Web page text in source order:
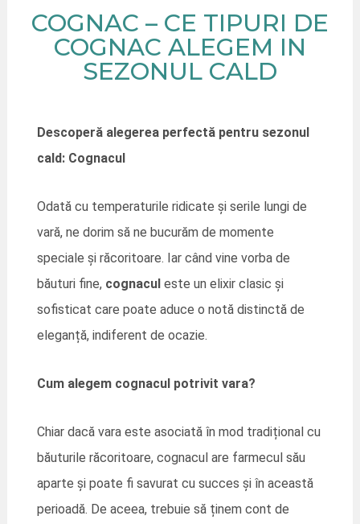
COGNAC – CE TIPURI DE
COGNAC ALEGEM IN
SEZONUL CALD
Descoperă alegerea perfectă pentru sezonul
cald: Cognacul
Odată cu temperaturile ridicate și serile lungi de
vară, ne dorim să ne bucurăm de momente
speciale și răcoritoare. Iar când vine vorba de
băuturi fine, cognacul este un elixir clasic și
sofisticat care poate aduce o notă distinctă de
eleganță, indiferent de ocazie.
Cum alegem cognacul potrivit vara?
Chiar dacă vara este asociată în mod tradițional cu
băuturile răcoritoare, cognacul are farmecul său
aparte și poate fi savurat cu succes și în această
perioadă. De aceea, trebuie să ținem cont de